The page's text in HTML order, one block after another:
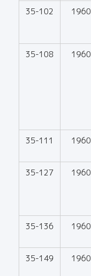
35-102 1960
35-108 1960
35-111 1960
35-127
1960
35-136 1960
35-149
1960